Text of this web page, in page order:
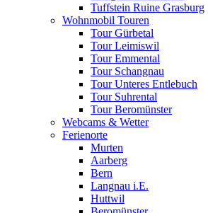
Tuffstein Ruine Grasburg
Wohnmobil Touren
Tour Gürbetal
Tour Leimiswil
Tour Emmental
Tour Schangnau
Tour Unteres Entlebuch
Tour Suhrental
Tour Beromünster
Webcams & Wetter
Ferienorte
Murten
Aarberg
Bern
Langnau i.E.
Huttwil